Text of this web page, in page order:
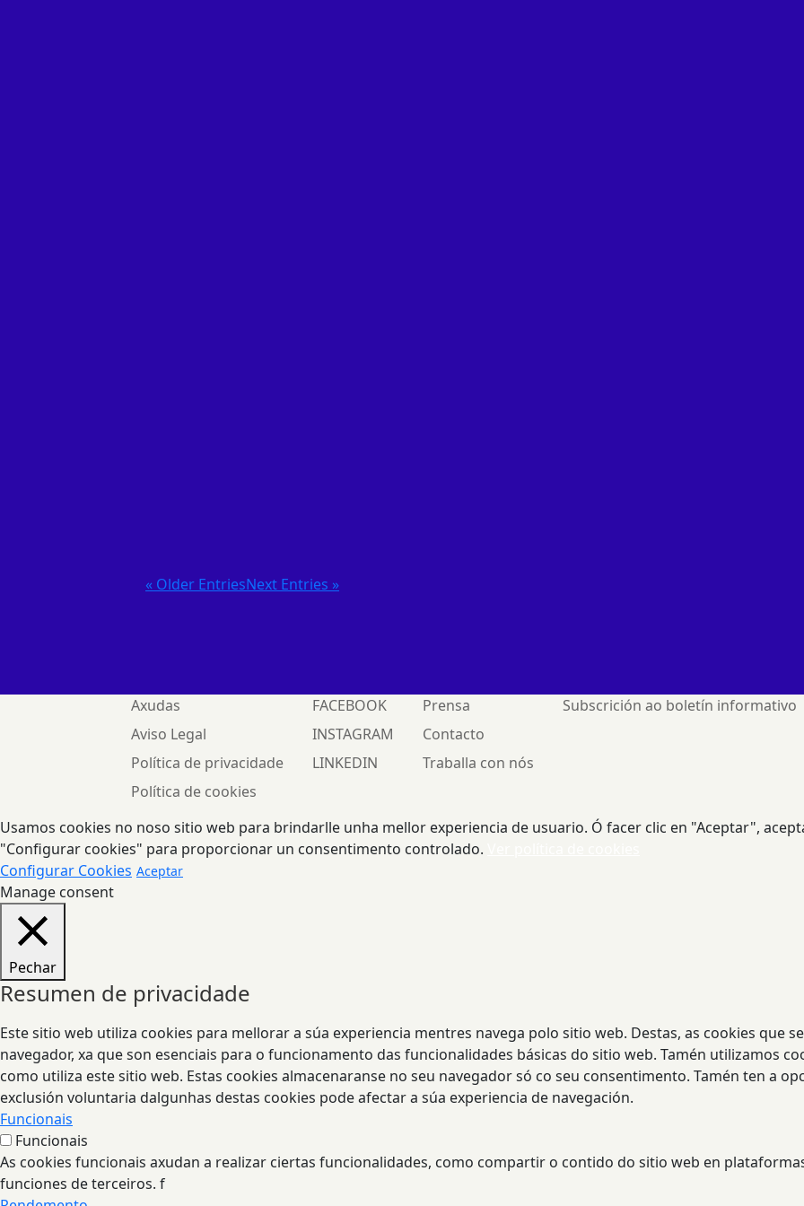
« Older EntriesNext Entries »
Axudas
Aviso Legal
Política de privacidade
Política de cookies
FACEBOOK
INSTAGRAM
LINKEDIN
Prensa
Contacto
Traballa con nós
Subscrición ao boletín informativo
Usamos cookies no noso sitio web para brindarlle unha mellor experiencia de usuario. Ó facer clic en "Aceptar",
"Configurar cookies" para proporcionar un consentimento controlado.
Configurar Cookies Aceptar
Manage consent
Pechar
Resumen de privacidade
Este sitio web utiliza cookies para mellorar a súa experiencia mentres navega polo sitio web. Destas, as cookies que
navegador, xa que son esenciais para o funcionamento das funcionalidades básicas do sitio web. Tamén utilizamos
como utiliza este sitio web. Estas cookies almacenaranse no seu navegador só co seu consentimento. Tamén ten a
exclusión voluntaria dalgunhas destas cookies pode afectar a súa experiencia de navegación.
Funcionais
Funcionais
As cookies funcionais axudan a realizar ciertas funcionalidades, como compartir o contido do sitio web en
funciones de terceiros. f